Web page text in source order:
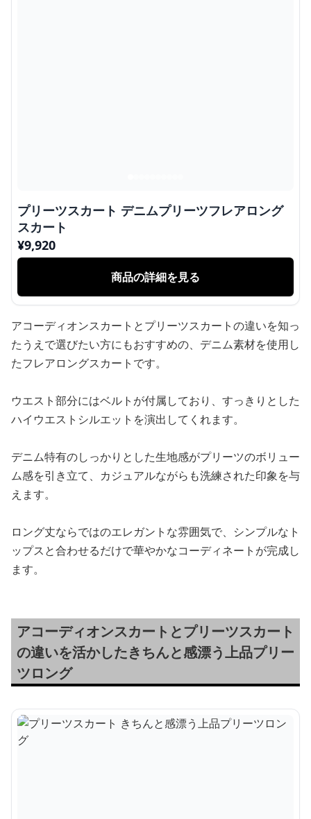
プリーツスカート デニムプリーツフレアロング
スカート
¥9,920
商品の詳細を見る
アコーディオンスカートとプリーツスカートの違いを知っ
たうえで選びたい方にもおすすめの、デニム素材を使用し
たフレアロングスカートです。
ウエスト部分にはベルトが付属しており、すっきりとした
ハイウエストシルエットを演出してくれます。
デニム特有のしっかりとした生地感がプリーツのボリュー
ム感を引き立て、カジュアルながらも洗練された印象を与
えます。
ロング丈ならではのエレガントな雰囲気で、シンプルなト
ップスと合わせるだけで華やかなコーディネートが完成し
ます。
アコーディオンスカートとプリーツスカート
の違いを活かしたきちんと感漂う上品プリー
ツロング